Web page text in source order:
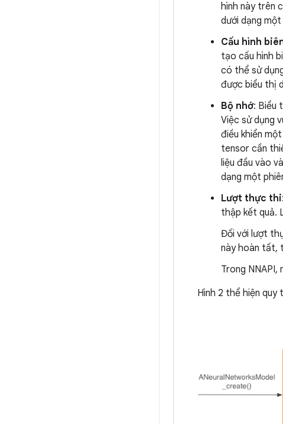
hình này trên
dưới dạng
Cấu hình
tạo cấu hình
có thể sử
được biểu thị
Bộ nhớ: Biểu
Việc sử dụng
điều khiển
tensor cần
liệu đầu vào
dạng một
Lượt thực thi
thập kết quả.
Đối với lượt
này hoàn tất,
Trong
Hình 2 thể hiện quy